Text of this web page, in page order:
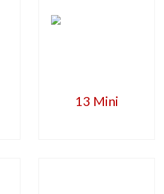
13 Mini